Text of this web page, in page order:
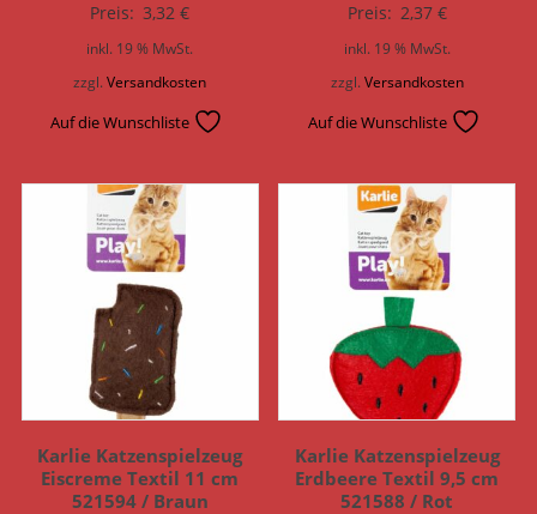
Preis: 3,32€
inkl. 19 % MwSt.
zzgl.Versandkosten
Auf die Wunschliste
Preis: 2,37 €
inkl. 19 % MwSt.
zzgl. Versandkosten
Auf die Wunschliste
Karlie Katzenspielzeug
Eiscreme Textil 11 cm
521594 / Braun
Karlie Katzenspielzeug
Erdbeere Textil 9,5 cm
521588 / Rot